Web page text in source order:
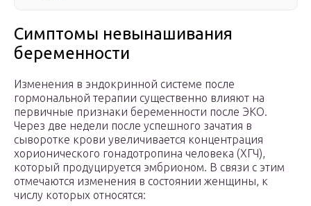
Симптомы невынашивания
беременности
Изменения в эндокринной системе после
гормональной терапии существенно влияют на
первичные признаки беременности после ЭКО.
Через две недели после успешного зачатия в
сыворотке крови увеличивается концентрация
хорионического гонадотропина человека (ХГЧ),
который продуцируется эмбрионом. В связи с этим
отмечаются изменения в состоянии женщины, к
числу которых относятся: